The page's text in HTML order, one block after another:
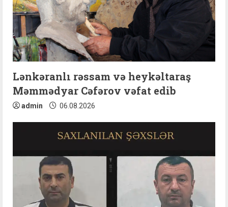
a
d
i
n
g
Lənkəranlı rəssam və heykəltaraş
Məmmədyar Cəfərov vəfat edib
admin 06.08.2026